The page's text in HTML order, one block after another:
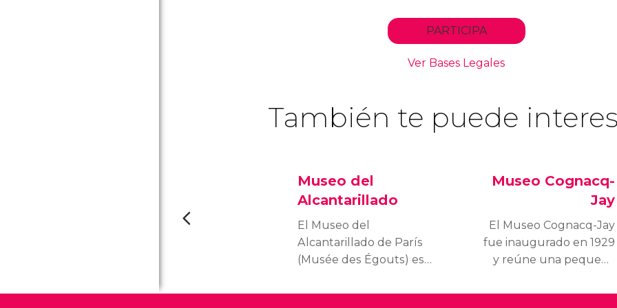
También te puede
Museo del
Alcantarillado
El Museo del
Alcantarillado de París
(Musée des Égouts) está
muy especial, dentro de
Museo Cognacq-
Jay
El Museo Cognacq-Jay
fue inaugurado en 1929
y reúne una pequeña
de arte perteneciente al